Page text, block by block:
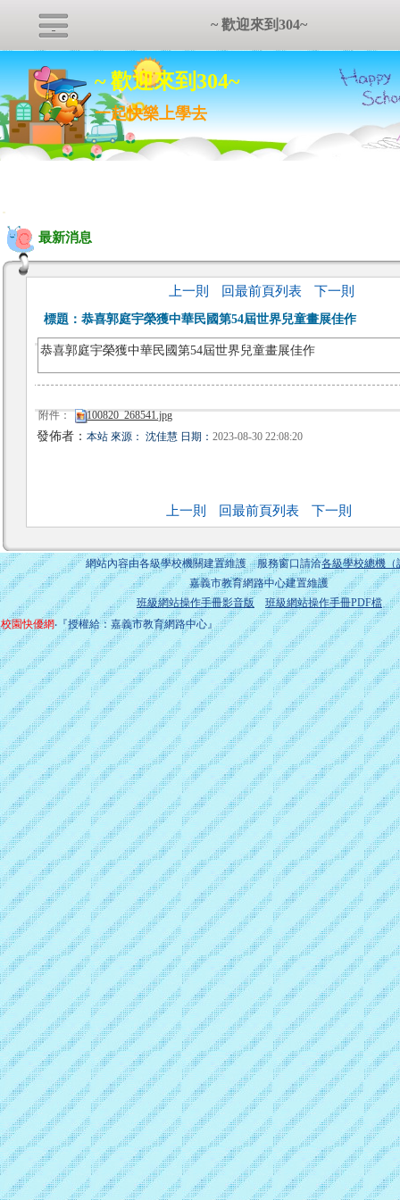
~ 歡迎來到304~
一起快樂上學去
:::
最新消息
上一則 回最前頁列表 下一則
標題：恭喜郭庭宇榮獲中華民國第54屆世界兒童畫展佳作
恭喜郭庭宇榮獲中華民國第54屆世界兒童畫展佳作
附件： 100820_268541.jpg
發佈者：本站 來源： 沈佳慧 日期：2023-08-30 22:08:20
上一則 回最前頁列表 下一則
網站內容由各級學校機關建置維護 服務窗口請洽各級學校總機（
嘉義市教育網路中心建置維護
班級網站操作手冊影音版
班級網站操作手冊PDF檔
校園快優網‧『授權給：嘉義市教育網路中心』
~ 歡迎來到304~